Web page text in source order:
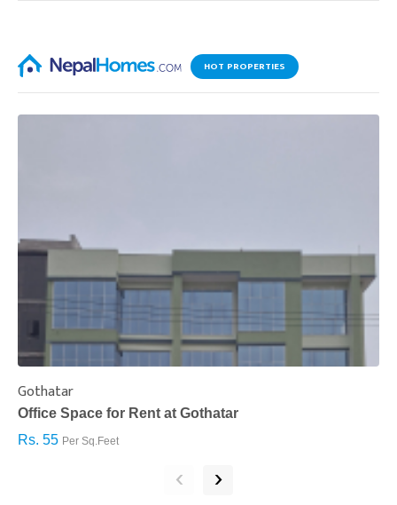
HOT PROPERTIES
Gothatar
Office Space for Rent at Gothatar
Rs. 55 Per Sq.Feet
‹ ›